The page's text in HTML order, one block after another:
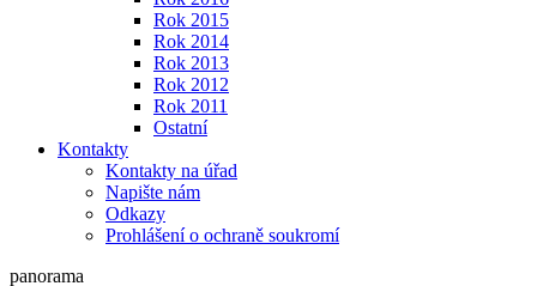
Rok 2015
Rok 2014
Rok 2013
Rok 2012
Rok 2011
Ostatní
Kontakty
Kontakty na úřad
Napište nám
Odkazy
Prohlášení o ochraně soukromí
panorama